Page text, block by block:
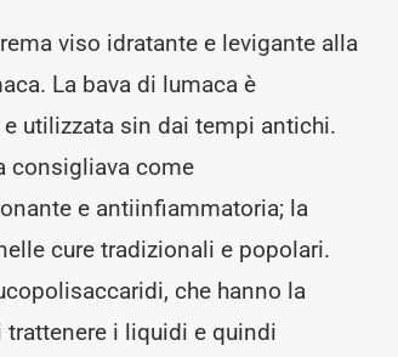
viso idratante e levigante alla
La bava di lumaca è
utilizzata sin dai tempi antichi.
consigliava come
e antiinfiammatoria; la
cure tradizionali e popolari.
che hanno la
trattenere i liquidi e quindi